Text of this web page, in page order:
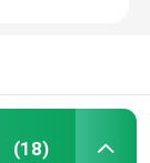
(18)